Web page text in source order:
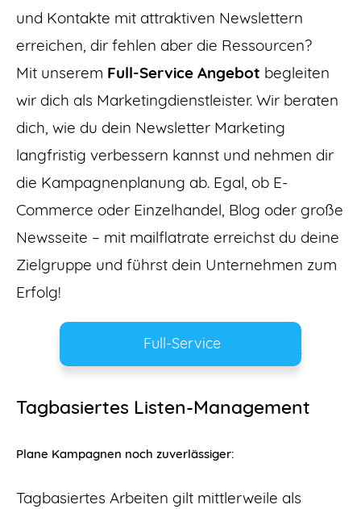
und Kontakte mit attraktiven Newslettern
erreichen, dir fehlen aber die Ressourcen?
Mit unserem Full-Service Angebot begleiten
wir dich als Marketingdienstleister. Wir beraten
dich, wie du dein Newsletter Marketing
langfristig verbessern kannst und nehmen dir
die Kampagnenplanung ab. Egal, ob E-
Commerce oder Einzelhandel, Blog oder große
Newsseite – mit mailflatrate erreichst du deine
Zielgruppe und führst dein Unternehmen zum
Erfolg!
Full-Service
Tagbasiertes Listen-Management
Plane Kampagnen noch zuverlässiger:
Tagbasiertes Arbeiten gilt mittlerweile als